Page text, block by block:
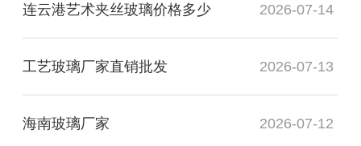
连云港艺术夹丝玻璃价格多少 2026-07-14
工艺玻璃厂家直销批发 2026-07-13
海南玻璃厂家 2026-07-12